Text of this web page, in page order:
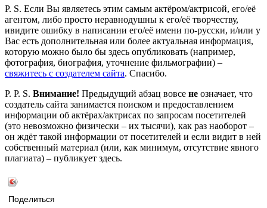
P. S. Если Вы являетесь этим самым актёром/актрисой, его/её
агентом, либо просто неравнодушны к его/её творчеству,
ивидите ошибку в написании его/её имени по-русски, и/или у
Вас есть дополнительная или более актуальная информация,
которую можно было бы здесь опубликовать (например,
фотография, биография, уточнение фильмографии) –
свяжитесь с создателем сайта. Спасибо.
P. P. S. Внимание! Предыдущий абзац вовсе не означает, что
создатель сайта занимается поиском и предоставлением
информации об актёрах/актрисах по запросам посетителей
(это невозможно физически – их тысячи), как раз наоборот –
он ждёт такой информации от посетителей и если видит в ней
собственный материал (или, как минимум, отсутствие явного
плагиата) – публикует здесь.
Поделиться